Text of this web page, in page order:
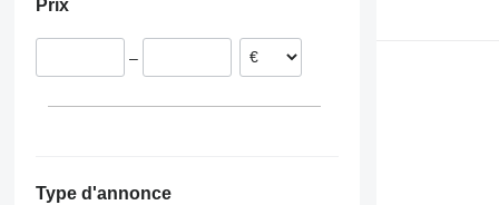
Portugal
Pays-Bas
Prix
–
Type d'annonce